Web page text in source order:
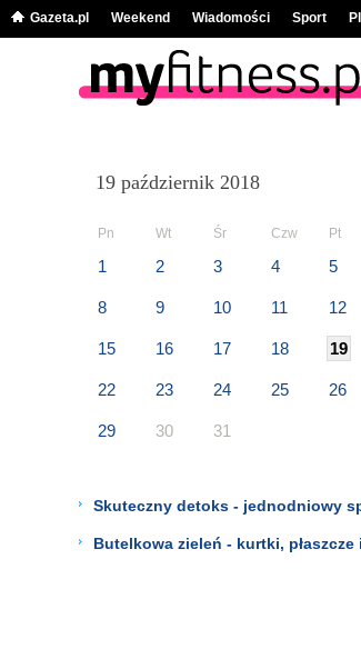
Gazeta.pl Weekend Wiadomości Sport
19 październik 2018
Pn Wt Śr Czw Pt
1 2 3 4 5
8 9 10 11 12
15 16 17 18 19
22 23 24 25 26
29 30 31
Skuteczny detoks - jednodniowy
Butelkowa zieleń - kurtki,